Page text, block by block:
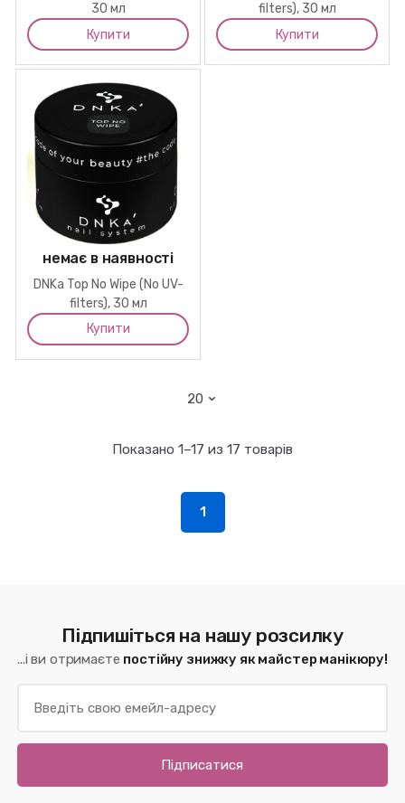
30 мл
Купити
filters), 30 мл
Купити
немає в наявності
DNKa Top No Wipe (No UV-
filters), 30 мл
Купити
Показано 1–17 из 17 товарів
1
Підпишіться на нашу розсилку
...і ви отримаєте постійну знижку як майстер манікюру!
Підписатися